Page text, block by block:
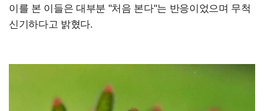
이를 본 이들은 대부분 "처음 본다"는 반응이었으며 무척
신기하다고 밝혔다.